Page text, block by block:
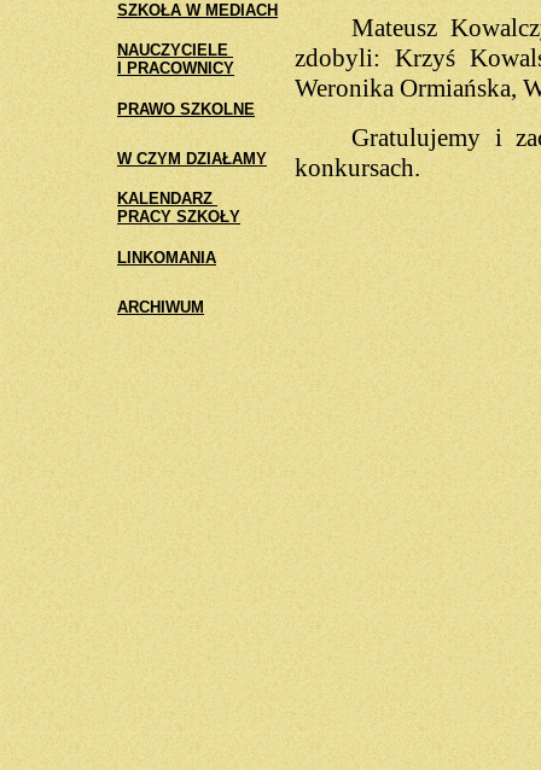
SZKOŁA W MEDIACH
NAUCZYCIELE
I PRACOWNICY
PRAWO SZKOLNE
W CZYM DZIAŁAMY
KALENDARZ
PRACY SZKOŁY
LINKOMANIA
ARCHIWUM
Mateusz
zdobyli: Krzyś
Weronika Ormiańska,
Gratulujemy i
konkursach.